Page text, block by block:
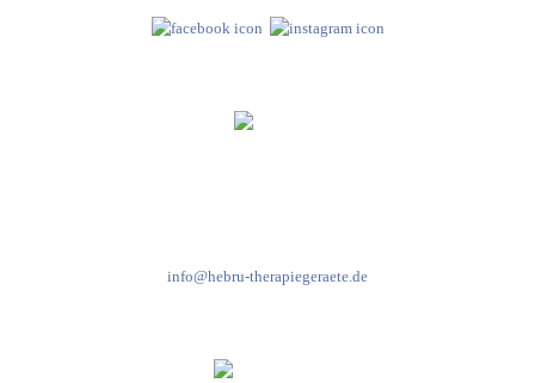
info@hebru-therapiegeraete.de